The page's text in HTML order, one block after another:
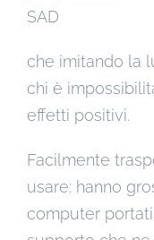
SAD
che imitando la
chi è
effetti positivi.
Facilmente
usare: hanno
computer